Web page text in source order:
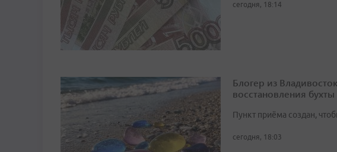
сегодня, 18:14
Блогер из
восстановления
Пункт приёма создан,
сегодня, 18:03